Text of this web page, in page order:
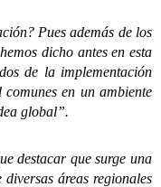
Pues además de los
dicho antes en esta
de la implementación
en un ambiente
global”.
que surge una
áreas regionales